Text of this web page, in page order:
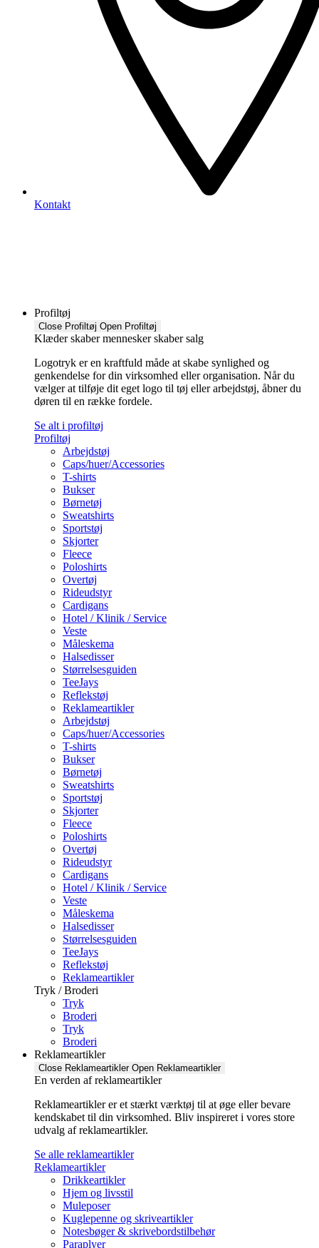
Kontakt
Profiltøj
Close Profiltøj Open Profiltøj
Klæder skaber mennesker skaber salg
Logotryk er en kraftfuld måde at skabe synlighed og
genkendelse for din virksomhed eller organisation. Når du
vælger at tilføje dit eget logo til tøj eller arbejdstøj, åbner du
døren til en række fordele.
Se alt i profiltøj
Profiltøj
Arbejdstøj
Caps/huer/Accessories
T-shirts
Bukser
Børnetøj
Sweatshirts
Sportstøj
Skjorter
Fleece
Poloshirts
Overtøj
Rideudstyr
Cardigans
Hotel / Klinik / Service
Veste
Måleskema
Halsedisser
Størrelsesguiden
TeeJays
Reflekstøj
Reklameartikler
Arbejdstøj
Caps/huer/Accessories
T-shirts
Bukser
Børnetøj
Sweatshirts
Sportstøj
Skjorter
Fleece
Poloshirts
Overtøj
Rideudstyr
Cardigans
Hotel / Klinik / Service
Veste
Måleskema
Halsedisser
Størrelsesguiden
TeeJays
Reflekstøj
Reklameartikler
Tryk / Broderi
Tryk
Broderi
Tryk
Broderi
Reklameartikler
Close Reklameartikler Open Reklameartikler
En verden af reklameartikler ​
Reklameartikler er et stærkt værktøj til at øge eller bevare
kendskabet til din virksomhed. Bliv inspireret i vores store
udvalg af reklameartikler.
Se alle reklameartikler
Reklameartikler
Drikkeartikler
Hjem og livsstil
Muleposer
Kuglepenne og skriveartikler
Notesbøger & skrivebordstilbehør
Paraplyer